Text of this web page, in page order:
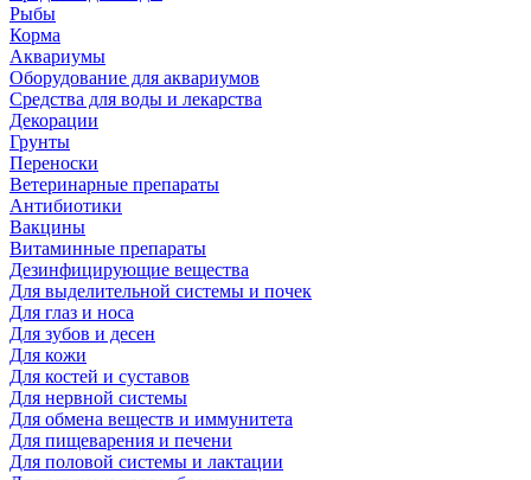
Рыбы
Корма
Аквариумы
Оборудование для аквариумов
Средства для воды и лекарства
Декорации
Грунты
Переноски
Ветеринарные препараты
Антибиотики
Вакцины
Витаминные препараты
Дезинфицирующие вещества
Для выделительной системы и почек
Для глаз и носа
Для зубов и десен
Для кожи
Для костей и суставов
Для нервной системы
Для обмена веществ и иммунитета
Для пищеварения и печени
Для половой системы и лактации